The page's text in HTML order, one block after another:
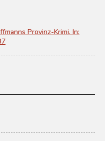
Provinz-Krimi. In: